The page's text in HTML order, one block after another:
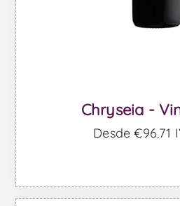
Chryseia -
Desde €96,71